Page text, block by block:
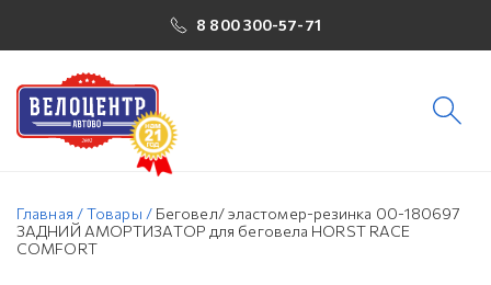
8 800 300-57-71
Главная /Товары / Беговел/ эластомер-резинка 00-180697
ЗАДНИЙ АМОРТИЗАТОР для беговела HORST RACE
COMFORT